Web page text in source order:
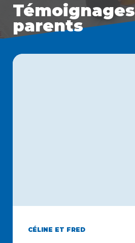
parents
CÉLINE ET FRED